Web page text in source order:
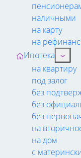
наличными
на карту
на
Ипотека
на квартиру
под залог
без
без
без
на
на дом
с